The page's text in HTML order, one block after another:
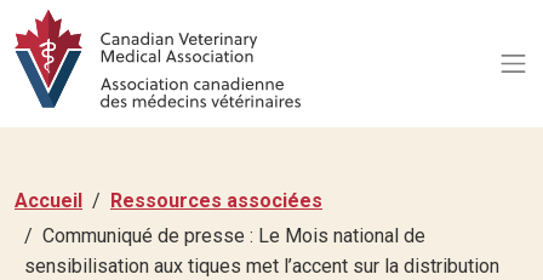
Accueil
Ressources associées
Communiqué de presse : Le Mois national de
sensibilisation aux tiques met l’accent sur la distribution